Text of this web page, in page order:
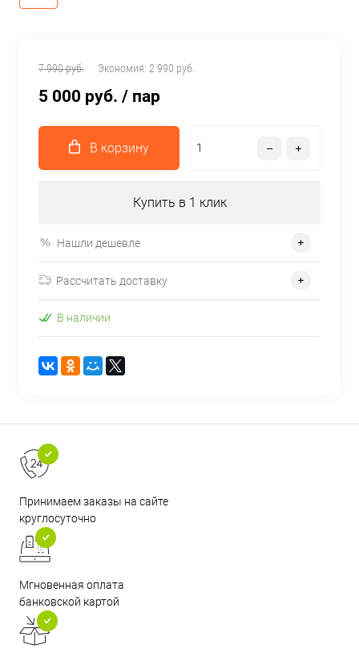
7 990 руб. Экономия: 2 990 руб.
5 000 руб. / пар
В корзину
Купить в 1 клик
Нашли дешевле
Рассчитать доставку
В наличии
Принимаем заказы на сайте
круглосуточно
Мгновенная оплата
банковской картой